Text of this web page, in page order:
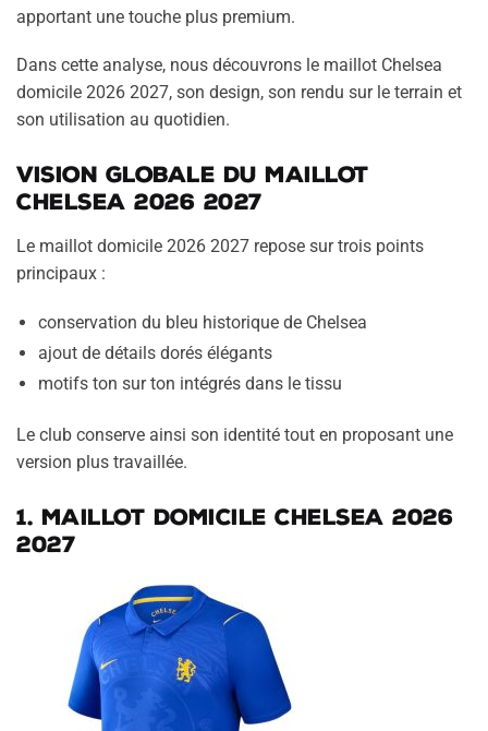
apportant une touche plus premium.
Dans cette analyse, nous découvrons le maillot Chelsea
domicile 2026 2027, son design, son rendu sur le terrain et
son utilisation au quotidien.
Vision globale du maillot
Chelsea 2026 2027
Le maillot domicile 2026 2027 repose sur trois points
principaux :
conservation du bleu historique de Chelsea
ajout de détails dorés élégants
motifs ton sur ton intégrés dans le tissu
Le club conserve ainsi son identité tout en proposant une
version plus travaillée.
1. Maillot domicile Chelsea 2026
2027